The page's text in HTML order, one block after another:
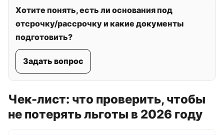
Хотите понять, есть ли основания под
отсрочку/рассрочку и какие документы
подготовить?
Задать вопрос
Чек-лист: что проверить, чтобы
не потерять льготы в 2026 году
О компании
Ликвидация ООО с долгами
Оптимизация налогообложения
Защита при налоговых нарушениях
Требования от ФНС
Камеральная или налоговая проверка